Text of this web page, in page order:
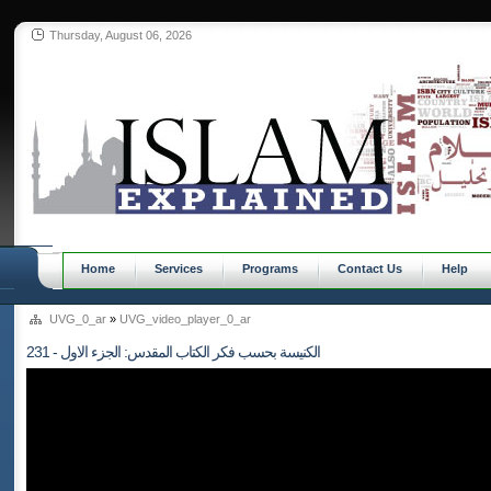
Thursday, August 06, 2026
Home Services Programs Contact Us Help
UVG_0_ar » UVG_video_player_0_ar
231 - الكنيسة بحسب فكر الكتاب المقدس: الجزء الاول